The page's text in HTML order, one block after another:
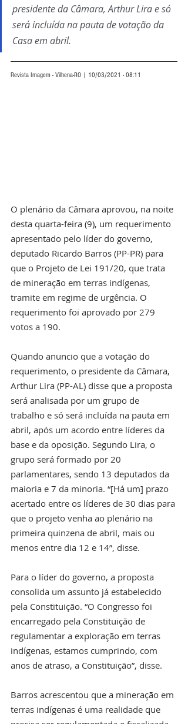
presidente da Câmara, Arthur Lira e só
será incluída na pauta de votação da
Casa em abril.
Revista Imagem - Vilhena-RO | 10/03/2021 - 08:11
O plenário da Câmara aprovou, na noite
desta quarta-feira (9), um requerimento
apresentado pelo líder do governo,
deputado Ricardo Barros (PP-PR) para
que o Projeto de Lei 191/20, que trata
de mineração em terras indígenas,
tramite em regime de urgência. O
requerimento foi aprovado por 279
votos a 190.
Quando anuncio que a votação do
requerimento, o presidente da Câmara,
Arthur Lira (PP-AL) disse que a proposta
será analisada por um grupo de
trabalho e só será incluída na pauta em
abril, após um acordo entre líderes da
base e da oposição. Segundo Lira, o
grupo será formado por 20
parlamentares, sendo 13 deputados da
maioria e 7 da minoria. “[Há um] prazo
acertado entre os líderes de 30 dias para
que o projeto venha ao plenário na
primeira quinzena de abril, mais ou
menos entre dia 12 e 14”, disse.
Para o líder do governo, a proposta
consolida um assunto já estabelecido
pela Constituição. “O Congresso foi
encarregado pela Constituição de
regulamentar a exploração em terras
indígenas, estamos cumprindo, com
anos de atraso, a Constituição”, disse.
Barros acrescentou que a mineração em
terras indígenas é uma realidade que